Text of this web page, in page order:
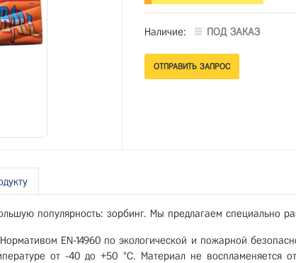
Наличие: ПОД ЗАКАЗ
популярность: зорбинг. Мы предлагаем специально
ЕN-14960 по экологической и пожарной
от -40 до +50 °С. Материал не воспламеняется